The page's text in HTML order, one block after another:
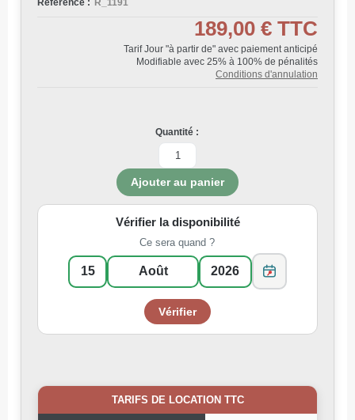
Référence : R_1191
189,00 € TTC
Tarif Jour "à partir de" avec paiement anticipé
Modifiable avec 25% à 100% de pénalités
Conditions d'annulation
Quantité :
Vérifier la disponibilité
Ce sera quand ?
TARIFS DE LOCATION TTC